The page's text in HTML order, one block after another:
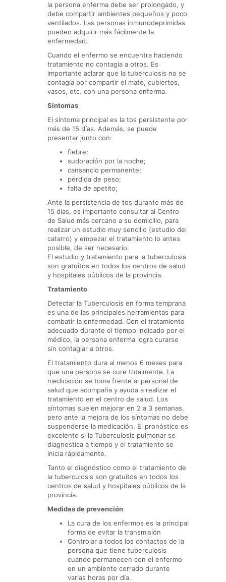
la persona enferma debe ser prolongado, y
debe compartir ambientes pequeños y poco
ventilados. Las personas inmunodeprimidas
pueden adquirir más fácilmente la
enfermedad.
Cuando el enfermo se encuentra haciendo
tratamiento no contagia a otros. Es
importante aclarar que la tuberculosis no se
contagia por compartir el mate, cubiertos,
vasos, etc. con una persona enferma.
Síntomas
El síntoma principal es la tos persistente por
más de 15 días. Además, se puede
presentar junto con:
fiebre;
sudoración por la noche;
cansancio permanente;
pérdida de peso;
falta de apetito;
Ante la persistencia de tos durante más de
15 días, es importante consultar al Centro
de Salud más cercano a su domicilio, para
realizar un estudio muy sencillo (estudio del
catarro) y empezar el tratamiento lo antes
posible, de ser necesario.
El estudio y tratamiento para la tuberculosis
son gratuitos en todos los centros de salud
y hospitales públicos de la provincia.
Tratamiento
Detectar la Tuberculosis en forma temprana
es una de las principales herramientas para
combatir la enfermedad. Con el tratamiento
adecuado durante el tiempo indicado por el
médico, la persona enferma logra curarse
sin contagiar a otros.
El tratamiento dura al menos 6 meses para
que una persona se cure totalmente. La
medicación se toma frente al personal de
salud que acompaña y ayuda a realizar el
tratamiento en el centro de salud. Los
síntomas suelen mejorar en 2 a 3 semanas,
pero ante la mejora de los síntomas no debe
suspenderse la medicación. El pronóstico es
excelente si la Tuberculosis pulmonar se
diagnostica a tiempo y el tratamiento se
inicia rápidamente.
Tanto el diagnóstico como el tratamiento de
la tuberculosis son gratuitos en todos los
centros de salud y hospitales públicos de la
provincia.
Medidas de prevención
La cura de los enfermos es la principal
forma de evitar la transmisión
Controlar a todos los contactos de la
persona que tiene tuberculosis
cuando permanecen con el enfermo
en un ambiente cerrado durante
varias horas por día.